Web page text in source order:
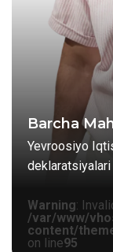
Barcha
Yevroosiyo
deklaratsiyalari
Warning:
/var/www/
content/
on line95